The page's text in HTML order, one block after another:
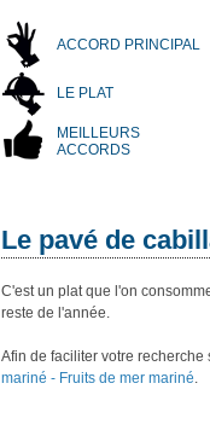
ACCORD PRINCIPAL
LE PLAT
MEILLEURS
ACCORDS
Le pavé de
C'est un plat que l'on
reste de l'année.
Afin de faciliter votre
mariné - Fruits de mer mariné.